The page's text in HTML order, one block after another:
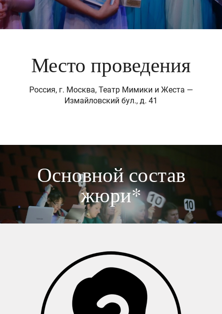
Место проведения
Россия, г. Москва, Театр Мимики и Жеста —
Измайловский бул., д. 41
Основной состав
жюри*